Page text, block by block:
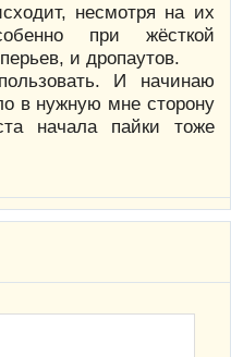
несмотря на их
при жёсткой
и дропаутов.
И начинаю
в нужную мне сторону
начала пайки тоже